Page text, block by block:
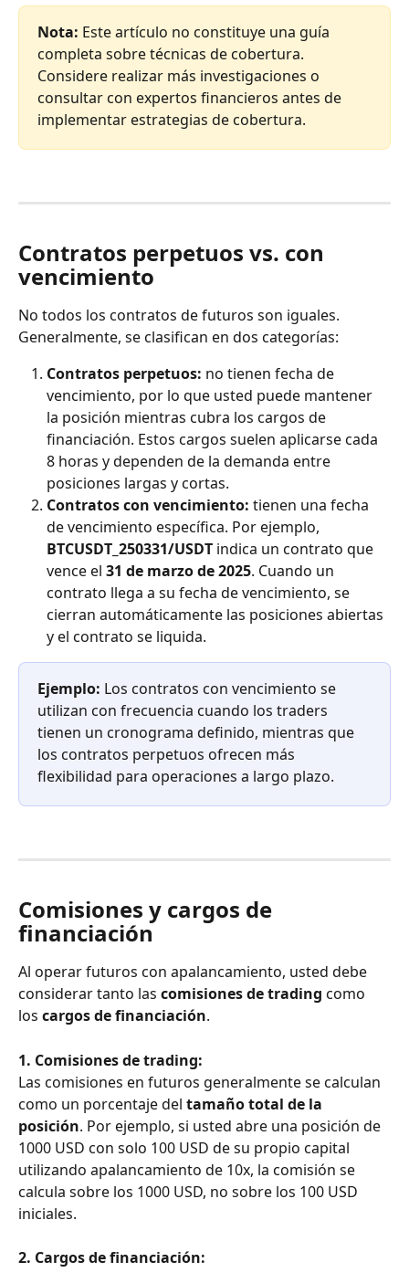
Nota: Este artículo no constituye una guía
completa sobre técnicas de cobertura.
Considere realizar más investigaciones o
consultar con expertos financieros antes de
implementar estrategias de cobertura.
Contratos perpetuos vs. con
vencimiento
No todos los contratos de futuros son iguales.
Generalmente, se clasifican en dos categorías:
Contratos perpetuos: no tienen fecha de
vencimiento, por lo que usted puede mantener
la posición mientras cubra los cargos de
financiación. Estos cargos suelen aplicarse cada
8 horas y dependen de la demanda entre
posiciones largas y cortas.
Contratos con vencimiento: tienen una fecha
de vencimiento específica. Por ejemplo,
BTCUSDT_250331/USDT indica un contrato que
vence el 31 de marzo de 2025. Cuando un
contrato llega a su fecha de vencimiento, se
cierran automáticamente las posiciones abiertas
y el contrato se liquida.
Ejemplo: Los contratos con vencimiento se
utilizan con frecuencia cuando los traders
tienen un cronograma definido, mientras que
los contratos perpetuos ofrecen más
flexibilidad para operaciones a largo plazo.
Comisiones y cargos de
financiación
Al operar futuros con apalancamiento, usted debe
considerar tanto las comisiones de trading como
los cargos de financiación.
1. Comisiones de trading:
Las comisiones en futuros generalmente se calculan
como un porcentaje del tamaño total de la
posición. Por ejemplo, si usted abre una posición de
1000 USD con solo 100 USD de su propio capital
utilizando apalancamiento de 10x, la comisión se
calcula sobre los 1000 USD, no sobre los 100 USD
iniciales.
2. Cargos de financiación: